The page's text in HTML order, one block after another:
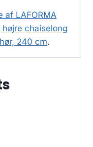
af LAFORMA
chaiselong
240 cm.